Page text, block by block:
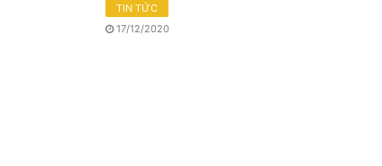
TIN TỨC
17/12/2020